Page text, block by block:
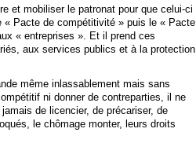
et mobiliser le patronat pour que celui-ci
« Pacte de compétitivité » puis le « Pacte
« entreprises ». Et il prend ces
aux services publics et à la protection
même inlassablement mais sans
ni donner de contreparties, il ne
de licencier, de précariser, de
le chômage monter, leurs droits